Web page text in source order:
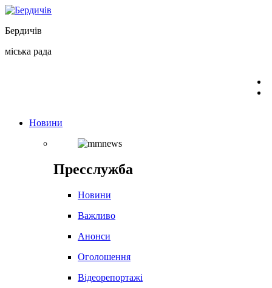
Перейти
вмісту
Бердичів
міська рада
Новини
Пресслужба
Новини
Важливо
Анонси
Оголошення
Відеорепортажі